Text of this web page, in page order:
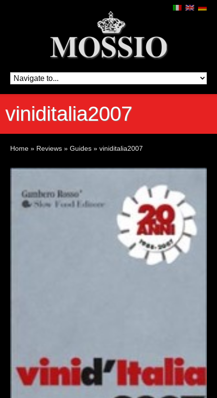
viniditalia2007
Home » Reviews » Guides » viniditalia2007